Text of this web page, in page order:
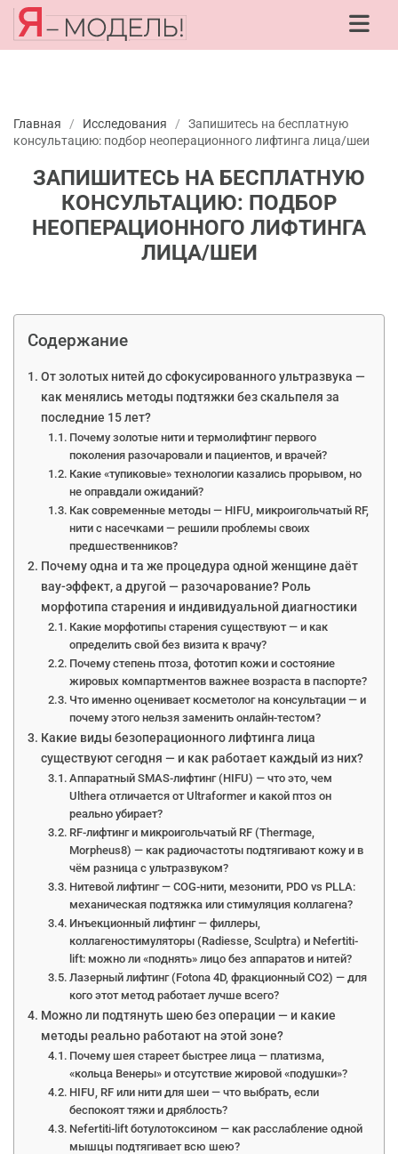
Главная / Исследования /
Запишитесь на бесплатную
консультацию: подбор неоперационного лифтинга лица/шеи
ЗАПИШИТЕСЬ НА БЕСПЛАТНУЮ
КОНСУЛЬТАЦИЮ: ПОДБОР
НЕОПЕРАЦИОННОГО ЛИФТИНГА
ЛИЦА/ШЕИ
Содержание
От золотых нитей до сфокусированного ультразвука —
как менялись методы подтяжки без скальпеля за
последние 15 лет?
Почему золотые нити и термолифтинг первого
поколения разочаровали и пациентов, и врачей?
Какие «тупиковые» технологии казались прорывом, но
не оправдали ожиданий?
Как современные методы — HIFU, микроигольчатый RF,
нити с насечками — решили проблемы своих
предшественников?
Почему одна и та же процедура одной женщине даёт
вау-эффект, а другой — разочарование? Роль
морфотипа старения и индивидуальной диагностики
Какие морфотипы старения существуют — и как
определить свой без визита к врачу?
Почему степень птоза, фототип кожи и состояние
жировых компартментов важнее возраста в паспорте?
Что именно оценивает косметолог на консультации — и
почему этого нельзя заменить онлайн-тестом?
Какие виды безоперационного лифтинга лица
существуют сегодня — и как работает каждый из них?
Аппаратный SMAS-лифтинг (HIFU) — что это, чем
Ulthera отличается от Ultraformer и какой птоз он
реально убирает?
RF-лифтинг и микроигольчатый RF (Thermage,
Morpheus8) — как радиочастоты подтягивают кожу и в
чём разница с ультразвуком?
Нитевой лифтинг — COG-нити, мезонити, PDO vs PLLA:
механическая подтяжка или стимуляция коллагена?
Инъекционный лифтинг — филлеры,
коллагеностимуляторы (Radiesse, Sculptra) и Nefertiti-
lift: можно ли «поднять» лицо без аппаратов и нитей?
Лазерный лифтинг (Fotona 4D, фракционный CO2) — для
кого этот метод работает лучше всего?
Можно ли подтянуть шею без операции — и какие
методы реально работают на этой зоне?
Почему шея стареет быстрее лица — платизма,
«кольца Венеры» и отсутствие жировой «подушки»?
HIFU, RF или нити для шеи — что выбрать, если
беспокоят тяжи и дряблость?
Nefertiti-lift ботулотоксином — как расслабление одной
мышцы подтягивает всю шею?